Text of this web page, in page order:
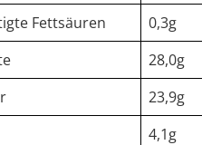
Fettsäuren
0,3g
28,0g
23,9g
4,1g